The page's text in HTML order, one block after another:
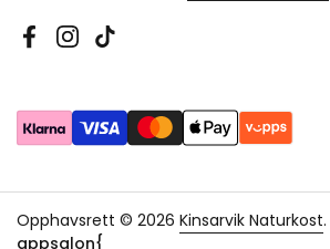
Facebook
Instagram
TikTok
Opphavsrett © 2026 Kinsarvik Naturkost.
appsalon{